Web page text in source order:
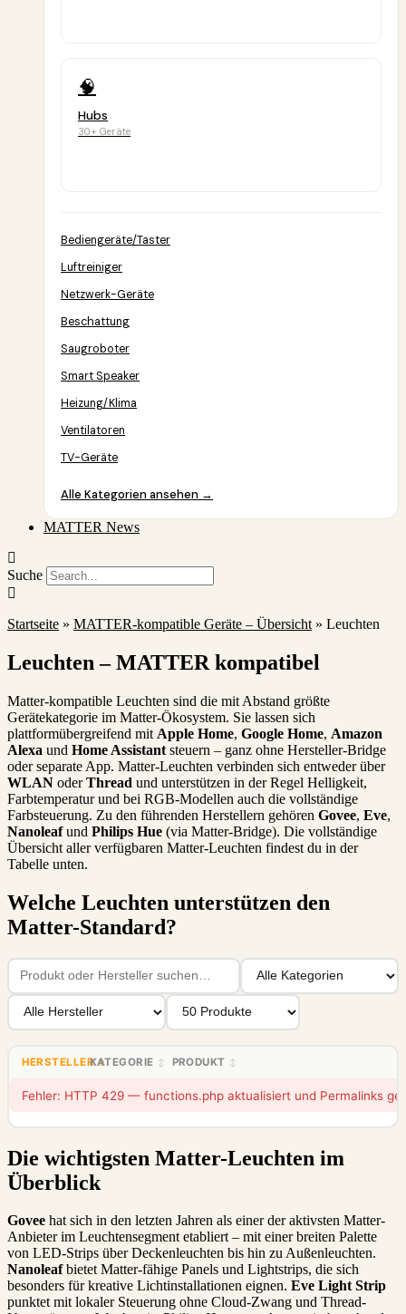
🧠
Hubs
30+ Geräte
Bediengeräte/Taster
Luftreiniger
Netzwerk-Geräte
Beschattung
Saugroboter
Smart Speaker
Heizung/Klima
Ventilatoren
TV-Geräte
Alle Kategorien ansehen →
MATTER News
Suche
Startseite » MATTER-kompatible Geräte – Übersicht » Leuchten
Leuchten – MATTER kompatibel
Matter-kompatible Leuchten sind die mit Abstand größte
Gerätekategorie im Matter-Ökosystem. Sie lassen sich
plattformübergreifend mit Apple Home, Google Home, Amazon
Alexa und Home Assistant steuern – ganz ohne Hersteller-Bridge
oder separate App. Matter-Leuchten verbinden sich entweder über
WLAN oderThread und unterstützen in der Regel Helligkeit,
Farbtemperatur und bei RGB-Modellen auch die vollständige
Farbsteuerung. Zu den führenden Herstellern gehören Govee, Eve,
Nanoleafund Philips Hue (via Matter-Bridge). Die vollständige
Übersicht aller verfügbaren Matter-Leuchten findest du in der
Tabelle unten.
Welche Leuchten unterstützen den
Matter-Standard?
HERSTELLER ↑
KATEGORIE ↕ PRODUKT ↕
Fehler: HTTP 429 — functions.php aktualisiert und Permalinks
Die wichtigsten Matter-Leuchten im
Überblick
Govee hat sich in den letzten Jahren als einer der aktivsten Matter-
Anbieter im Leuchtensegment etabliert – mit einer breiten Palette
von LED-Strips über Deckenleuchten bis hin zu Außenleuchten.
Nanoleafbietet Matter-fähige Panels und Lightstrips, die sich
besonders für kreative Lichtinstallationen eignen. Eve Light Strip
punktet mit lokaler Steuerung ohne Cloud-Zwang und Thread-